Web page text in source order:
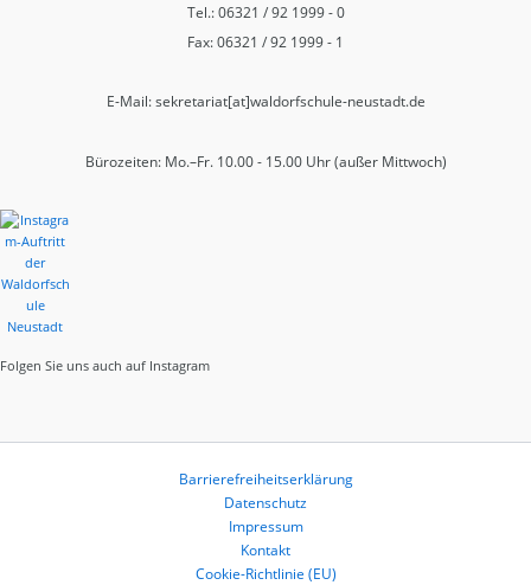
Tel.: 06321 / 92 1999 - 0
Fax: 06321 / 92 1999 - 1
E-Mail: sekretariat[at]waldorfschule-neustadt.de
Bürozeiten: Mo.–Fr. 10.00 - 15.00 Uhr (außer Mittwoch)
Folgen Sie uns auch auf Instagram
Barrierefreiheitserklärung
Datenschutz
Impressum
Kontakt
Cookie-Richtlinie (EU)